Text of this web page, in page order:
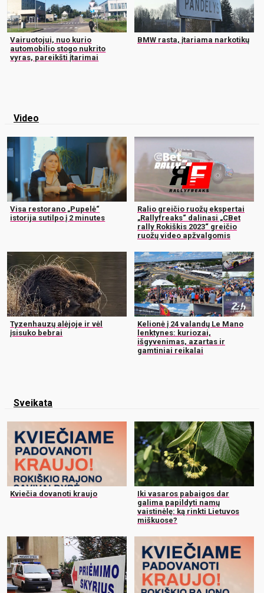
Vairuotojui, nuo kurio
automobilio stogo nukrito
vyras, pareikšti įtarimai
BMW rasta, įtariama narkotikų
Video
Visa restorano „Pupelė“
istorija sutilpo į 2 minutes
Ralio greičio ruožų ekspertai
„Rallyfreaks“ dalinasi „CBet
rally Rokiškis 2023“ greičio
ruožų video apžvalgomis
Tyzenhauzų alėjoje ir vėl
įsisuko bebrai
Kelionė į 24 valandų Le Mano
lenktynes: kuriozai,
išgyvenimas, azartas ir
gamtiniai reikalai
Sveikata
Kviečia dovanoti kraujo
Iki vasaros pabaigos dar
galima papildyti namų
vaistinėlę: ką rinkti Lietuvos
miškuose?